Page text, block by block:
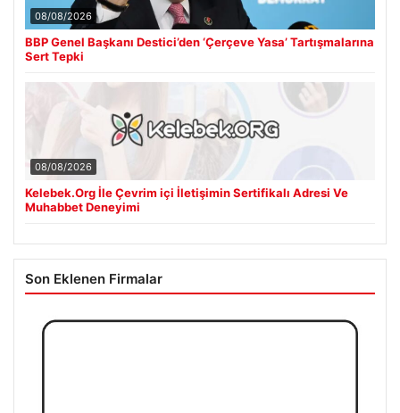
08/08/2026
BBP Genel Başkanı Destici’den ‘Çerçeve Yasa’ Tartışmalarına
Sert Tepki
08/08/2026
Kelebek.Org İle Çevrim içi İletişimin Sertifikalı Adresi Ve
Muhabbet Deneyimi
Son Eklenen Firmalar